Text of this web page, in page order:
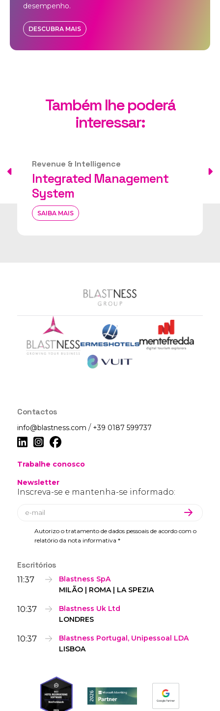
desempenho.
DESCUBRA MAIS
Também lhe poderá
interessar:
Revenue & Intelligence
Market Intelligence
SAIBA MAIS
Contactos
info@blastness.com / +39 0187 599737
Trabalhe conosco
Newsletter
Inscreva-se e mantenha-se informado:
Autorizo o tratamento de dados pessoais de acordo com o
relatório da nota informativa *
Escritórios
11:37
Blastness SpA
MILÃO | ROMA | LA SPEZIA
10:37
Blastness Uk Ltd
LONDRES
10:37
Blastness Portugal, Unipessoal LDA
LISBOA